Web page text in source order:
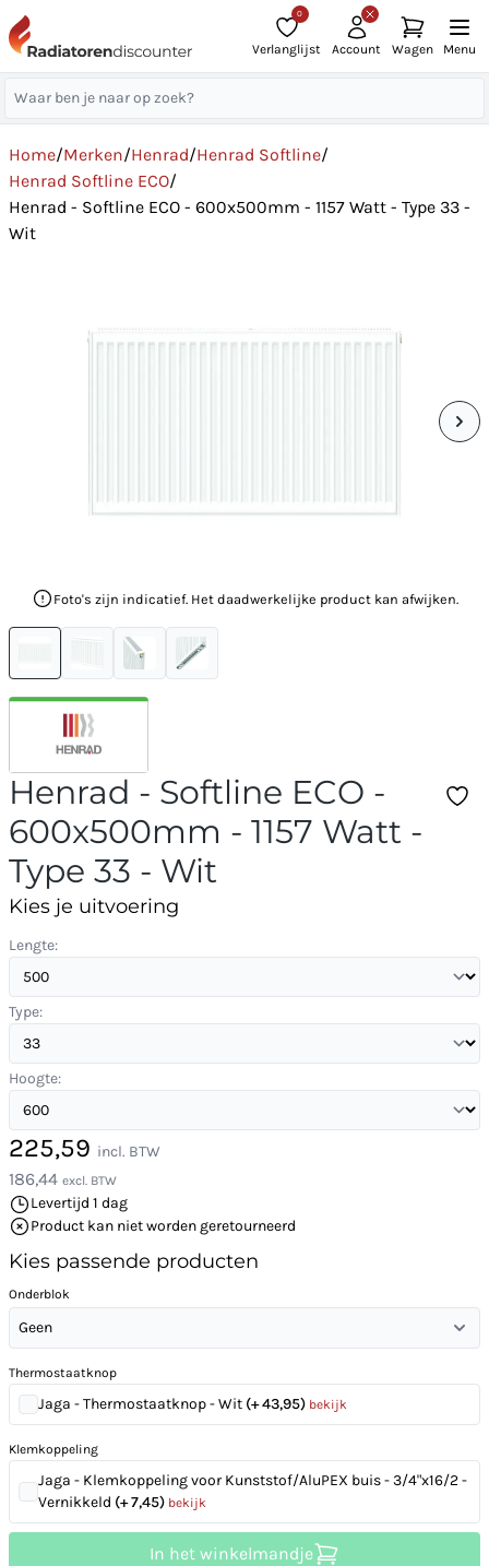
0
Verlanglijst Account Wagen Menu
Home/Merken/Henrad/Henrad Softline/
Henrad Softline ECO/
Henrad - Softline ECO - 600x500mm - 1157 Watt - Type 33 -
Wit
Foto's zijn indicatief. Het daadwerkelijke product kan afwijken.
Henrad - Softline ECO -
600x500mm - 1157 Watt -
Type 33 - Wit
Kies je uitvoering
Lengte:
Type:
Hoogte:
225,59 incl. BTW
186,44 excl. BTW
Levertijd 1 dag
Product kan niet worden geretourneerd
Kies passende producten
Onderblok
Geen
Thermostaatknop
Jaga - Thermostaatknop - Wit (+ 43,95) bekijk
Klemkoppeling
Jaga - Klemkoppeling voor Kunststof/AluPEX buis - 3/4"x16/2 -
Vernikkeld (+ 7,45) bekijk
In het winkelmandje